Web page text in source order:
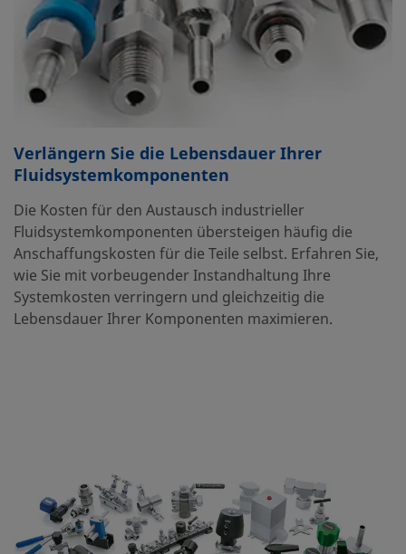
Verlängern Sie die Lebensdauer Ihrer
Fluidsystemkomponenten
Die Kosten für den Austausch industrieller
Fluidsystemkomponenten übersteigen häufig die
Anschaffungskosten für die Teile selbst. Erfahren Sie,
wie Sie mit vorbeugender Instandhaltung Ihre
Systemkosten verringern und gleichzeitig die
Lebensdauer Ihrer Komponenten maximieren.